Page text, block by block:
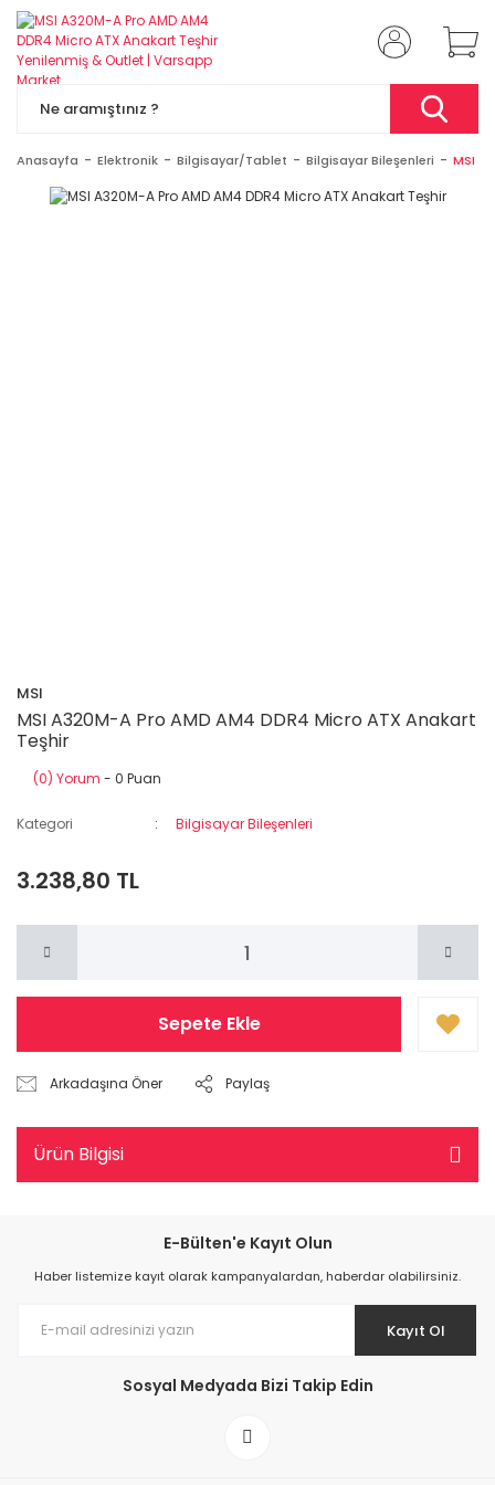
Anasayfa Elektronik Bilgisayar/Tablet Bilgisayar Bileşenleri MSI
MSI
MSI A320M-A Pro AMD AM4 DDR4 Micro ATX Anakart
Teşhir
(0) Yorum - 0 Puan
Kategori Bilgisayar Bileşenleri
3.238,80 TL
Sepete Ekle
Arkadaşına Öner Paylaş
Ürün Bilgisi
E-Bülten'e Kayıt Olun
Haber listemize kayıt olarak kampanyalardan, haberdar olabilirsiniz.
Kayıt Ol
Sosyal Medyada Bizi Takip Edin